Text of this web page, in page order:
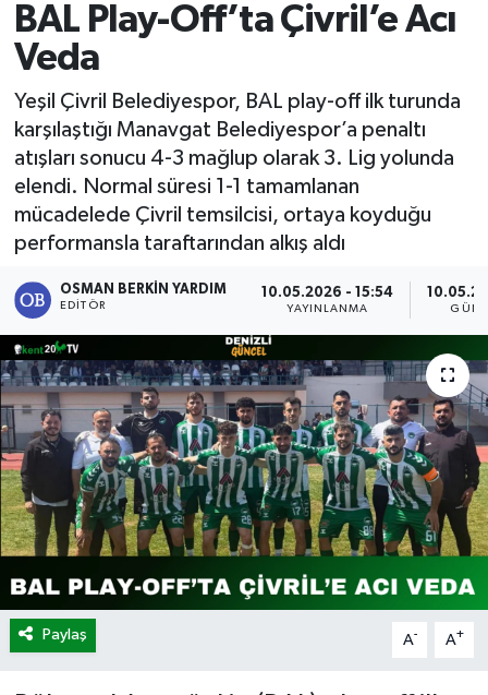
BAL Play-Off’ta Çivril’e Acı
Veda
Yeşil Çivril Belediyespor, BAL play-off ilk turunda
karşılaştığı Manavgat Belediyespor’a penaltı
atışları sonucu 4-3 mağlup olarak 3. Lig yolunda
elendi. Normal süresi 1-1 tamamlanan
mücadelede Çivril temsilcisi, ortaya koyduğu
performansla taraftarından alkış aldı
OSMAN BERKIN YARDIM
EDITÖR
10.05.2026 - 15:54
YAYINLANMA
Paylaş A- A+